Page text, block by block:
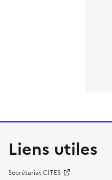
Liens utiles
Secrétariat CITES